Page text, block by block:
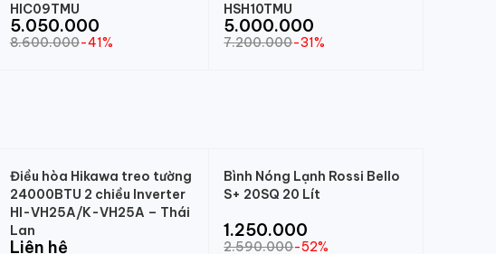
HIC09TMU
5.050.000
8.600.000-41%
HSH10TMU
5.000.000
7.200.000-31%
Điều hòa Hikawa treo tường
24000BTU 2 chiều Inverter
HI-VH25A/K-VH25A – Thái
Lan
Liên hệ
Bình Nóng Lạnh Rossi Bello
S+ 20SQ 20 Lít
1.250.000
2.590.000-52%